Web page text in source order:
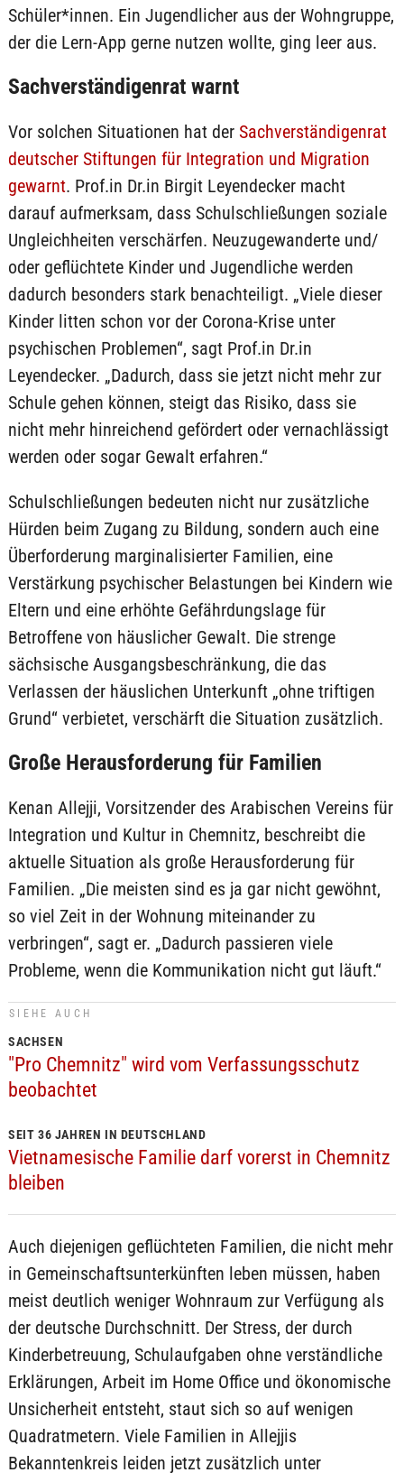
Schüler*innen. Ein Jugendlicher aus der Wohngruppe,
der die Lern-App gerne nutzen wollte, ging leer aus.
Sachverständigenrat warnt
Vor solchen Situationen hat der Sachverständigenrat
deutscher Stiftungen für Integration und Migration
gewarnt. Prof.in Dr.in Birgit Leyendecker macht
darauf aufmerksam, dass Schulschließungen soziale
Ungleichheiten verschärfen. Neuzugewanderte und/
oder geflüchtete Kinder und Jugendliche werden
dadurch besonders stark benachteiligt. „Viele dieser
Kinder litten schon vor der Corona-Krise unter
psychischen Problemen“, sagt Prof.in Dr.in
Leyendecker. „Dadurch, dass sie jetzt nicht mehr zur
Schule gehen können, steigt das Risiko, dass sie
nicht mehr hinreichend gefördert oder vernachlässigt
werden oder sogar Gewalt erfahren.“
Schulschließungen bedeuten nicht nur zusätzliche
Hürden beim Zugang zu Bildung, sondern auch eine
Überforderung marginalisierter Familien, eine
Verstärkung psychischer Belastungen bei Kindern wie
Eltern und eine erhöhte Gefährdungslage für
Betroffene von häuslicher Gewalt. Die strenge
sächsische Ausgangsbeschränkung, die das
Verlassen der häuslichen Unterkunft „ohne triftigen
Grund“ verbietet, verschärft die Situation zusätzlich.
Große Herausforderung für Familien
Kenan Allejji, Vorsitzender des Arabischen Vereins für
Integration und Kultur in Chemnitz, beschreibt die
aktuelle Situation als große Herausforderung für
Familien. „Die meisten sind es ja gar nicht gewöhnt,
so viel Zeit in der Wohnung miteinander zu
verbringen“, sagt er. „Dadurch passieren viele
Probleme, wenn die Kommunikation nicht gut läuft.“
SIEHE AUCH
SACHSEN
"Pro Chemnitz" wird vom Verfassungsschutz
beobachtet
SEIT 36 JAHREN IN DEUTSCHLAND
Vietnamesische Familie darf vorerst in Chemnitz
bleiben
Auch diejenigen geflüchteten Familien, die nicht mehr
in Gemeinschaftsunterkünften leben müssen, haben
meist deutlich weniger Wohnraum zur Verfügung als
der deutsche Durchschnitt. Der Stress, der durch
Kinderbetreuung, Schulaufgaben ohne verständliche
Erklärungen, Arbeit im Home Office und ökonomische
Unsicherheit entsteht, staut sich so auf wenigen
Quadratmetern. Viele Familien in Allejjis
Bekanntenkreis leiden jetzt zusätzlich unter